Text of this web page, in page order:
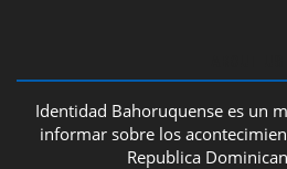
Identidad Bahoruquense es un
informar sobre los
Republica